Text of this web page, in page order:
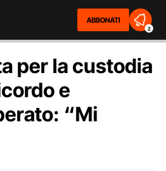
ABBONATI
2
per la custodia
e
“Mi